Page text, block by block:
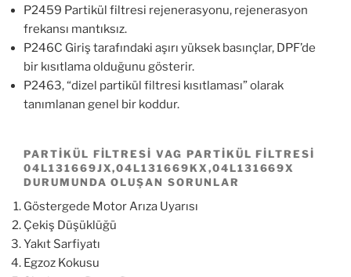
P2459 Partikül filtresi rejenerasyonu, rejenerasyon
frekansı mantıksız.
P246C Giriş tarafındaki aşırı yüksek basınçlar, DPF’de
bir kısıtlama olduğunu gösterir.
P2463, “dizel partikül filtresi kısıtlaması” olarak
tanımlanan genel bir koddur.
PARTIKÜL FILTRESI VAG PARTIKÜL FILTRESI
04L131669JX,04L131669KX,04L131669X
DURUMUNDA OLUŞAN SORUNLAR
Göstergede Motor Arıza Uyarısı
Çekiş Düşüklüğü
Yakıt Sarfiyatı
Egzoz Kokusu